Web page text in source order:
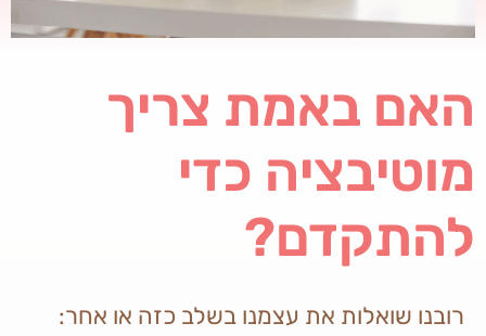
האם באמת צריך
מוטיבציה כדי
להתקדם?
רובנו שואלות את עצמנו בשלב כזה או אחר: